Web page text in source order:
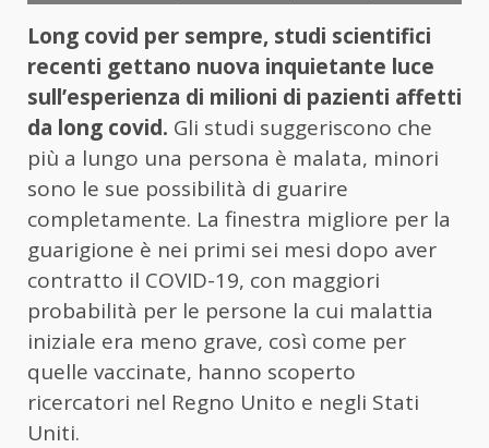
Long covid per sempre, studi scientifici
recenti gettano nuova inquietante luce
sull’esperienza di milioni di pazienti affetti
da long covid. Gli studi suggeriscono che
più a lungo una persona è malata, minori
sono le sue possibilità di guarire
completamente. La finestra migliore per la
guarigione è nei primi sei mesi dopo aver
contratto il COVID-19, con maggiori
probabilità per le persone la cui malattia
iniziale era meno grave, così come per
quelle vaccinate, hanno scoperto
ricercatori nel Regno Unito e negli Stati
Uniti.